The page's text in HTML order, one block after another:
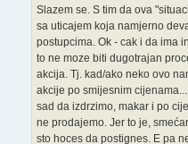
Slazem se. S tim da ova
sa uticajem koja namjerno
postupcima. Ok - cak i da ima
to ne moze biti dugotrajan
akcija. Tj. kad/ako neko ovo
akcije po smijesnim
sad da izdrzimo, makar i po
ne prodajemo. Jer to je,
sto hoces da postignes. E pa